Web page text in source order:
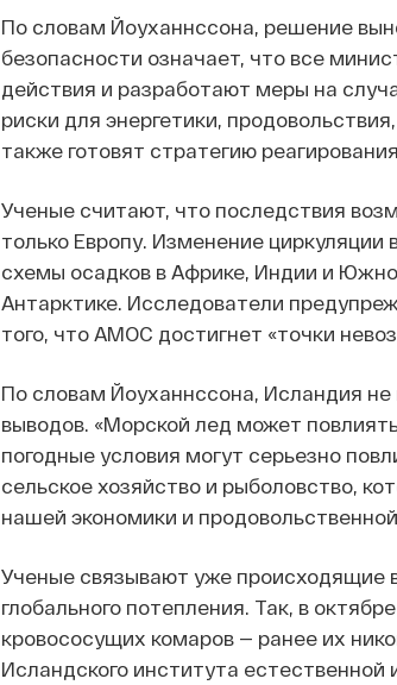
По словам Йоуханнссона, решение
безопасности означает, что все
действия и разработают меры на
риски для энергетики,
также готовят стратегию
Ученые считают, что последствия
только Европу. Изменение
схемы осадков в Африке, Индии и
Антарктике. Исследователи
того, что AMOC достигнет «точки
По словам Йоуханнссона, Исландия
выводов. «Морской лед может
погодные условия могут серьезно
сельское хозяйство и рыболовство,
нашей экономики и
Ученые связывают уже происходящие
глобального потепления. Так, в
кровососущих комаров — ранее их
Исландского института